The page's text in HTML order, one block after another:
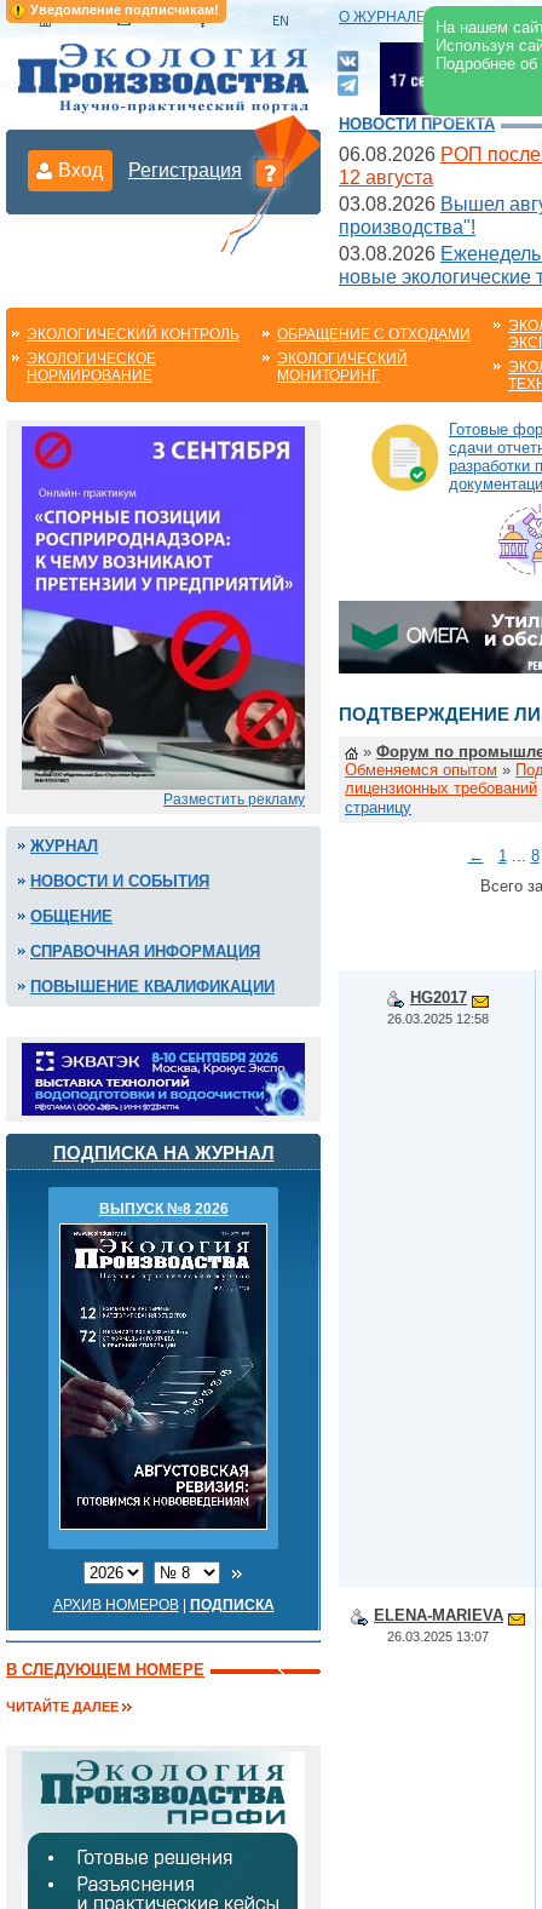
Уведомление подписчикам!
На нашем
Используя
Подробнее
О ЖУРНАЛЕ |
Вход Регистрация
НОВОСТИ ПРОЕКТА
06.08.2026 РОП после
12 августа
03.08.2026 Вышел
производства"!
03.08.2026
новые экологические
ЭКОЛОГИЧЕСКИЙ КОНТРОЛЬ
ЭКОЛОГИЧЕСКОЕ
НОРМИРОВАНИЕ
ОБРАЩЕНИЕ С ОТХОДАМИ
ЭКОЛОГИЧЕСКИЙ
МОНИТОРИНГ
Разместить рекламу
ЖУРНАЛ
НОВОСТИ И СОБЫТИЯ
ОБЩЕНИЕ
СПРАВОЧНАЯ ИНФОРМАЦИЯ
ПОВЫШЕНИЕ КВАЛИФИКАЦИИ
ПОДПИСКА НА ЖУРНАЛ
ВЫПУСК №8 2026
АРХИВ НОМЕРОВ| ПОДПИСКА
В СЛЕДУЮЩЕМ НОМЕРЕ
ЧИТАЙТЕ ДАЛЕЕ
Готовые
сдачи
разработки
ПОДТВЕРЖДЕНИЕ
» Форум по
Обменяемся опытом »
лицензионных требований
страницу
← 1... 8
Всего
HG2017
26.03.2025 12:58
ELENA-MARIEVA
26.03.2025 13:07